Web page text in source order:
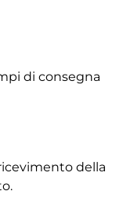
di consegna
della